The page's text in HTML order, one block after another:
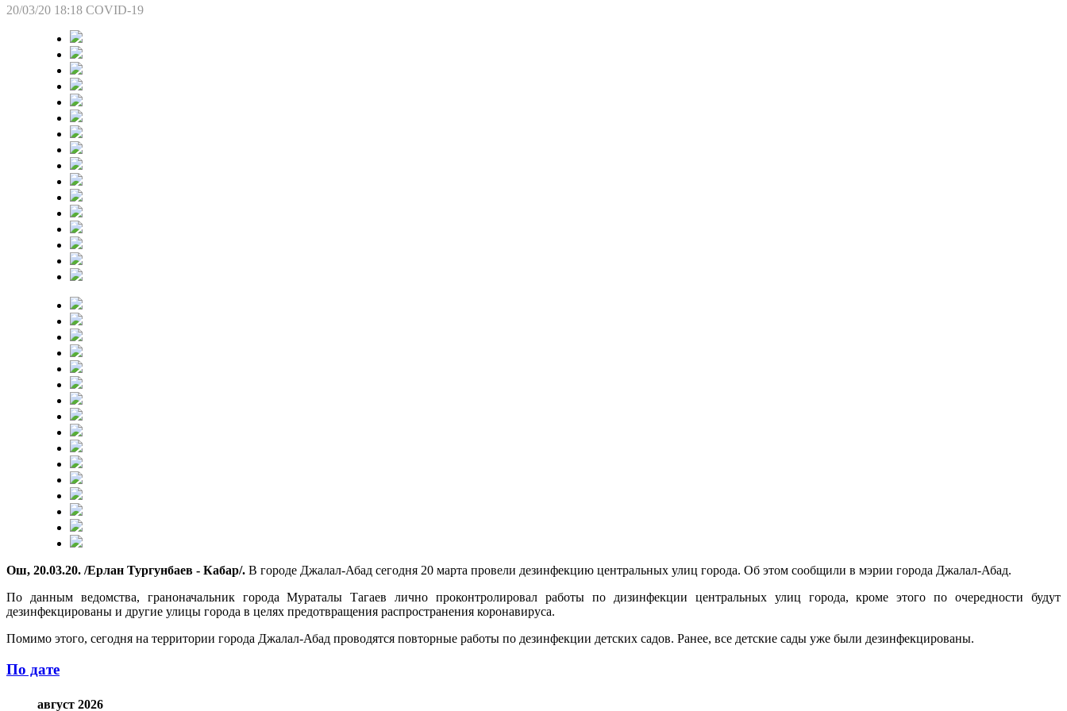
20/03/20 18:18 COVID-19
Ош, 20.03.20. /Ерлан Тургунбаев - Кабар/. В городе Джалал-Абад сегодня 20 марта провели дезинфекцию центральных улиц города. Об этом сообщили в мэрии города Джалал-Абад.
По данным ведомства, граноначальник города Мураталы Тагаев лично проконтролировал работы по дизинфекции центральных улиц города, кроме этого по очередности будут
дезинфекцированы и другие улицы города в целях предотвращения распространения коронавируса.
Помимо этого, сегодня на территории города Джалал-Абад проводятся повторные работы по дезинфекции детских садов. Ранее, все детские сады уже были дезинфекцированы.
По дате
август 2026